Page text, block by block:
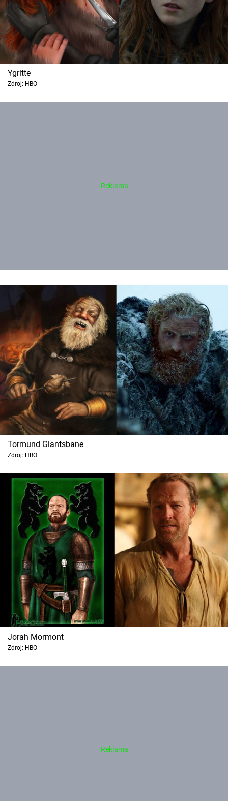
Ygritte
Zdroj: HBO
Tormund Giantsbane
Zdroj: HBO
Jorah Mormont
Zdroj: HBO